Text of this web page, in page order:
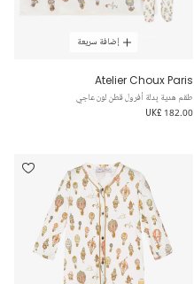
إضافة سريعة
Atelier Choux Paris
طقم هدية بِدلة أفرول قطن لون عاجي
UK£ 182.00